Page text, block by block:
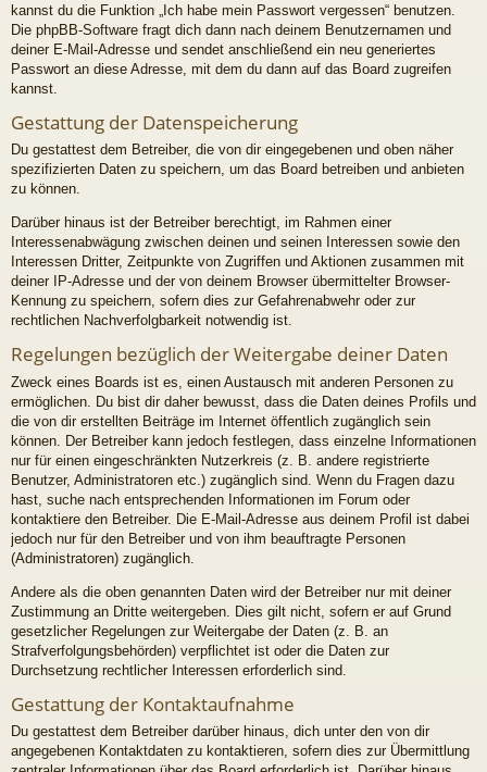
kannst du die Funktion „Ich habe mein Passwort vergessen“ benutzen.
Die phpBB-Software fragt dich dann nach deinem Benutzernamen und
deiner E-Mail-Adresse und sendet anschließend ein neu generiertes
Passwort an diese Adresse, mit dem du dann auf das Board zugreifen
kannst.
Gestattung der Datenspeicherung
Du gestattest dem Betreiber, die von dir eingegebenen und oben näher
spezifizierten Daten zu speichern, um das Board betreiben und anbieten
zu können.
Darüber hinaus ist der Betreiber berechtigt, im Rahmen einer
Interessenabwägung zwischen deinen und seinen Interessen sowie den
Interessen Dritter, Zeitpunkte von Zugriffen und Aktionen zusammen mit
deiner IP-Adresse und der von deinem Browser übermittelter Browser-
Kennung zu speichern, sofern dies zur Gefahrenabwehr oder zur
rechtlichen Nachverfolgbarkeit notwendig ist.
Regelungen bezüglich der Weitergabe deiner Daten
Zweck eines Boards ist es, einen Austausch mit anderen Personen zu
ermöglichen. Du bist dir daher bewusst, dass die Daten deines Profils und
die von dir erstellten Beiträge im Internet öffentlich zugänglich sein
können. Der Betreiber kann jedoch festlegen, dass einzelne Informationen
nur für einen eingeschränkten Nutzerkreis (z. B. andere registrierte
Benutzer, Administratoren etc.) zugänglich sind. Wenn du Fragen dazu
hast, suche nach entsprechenden Informationen im Forum oder
kontaktiere den Betreiber. Die E-Mail-Adresse aus deinem Profil ist dabei
jedoch nur für den Betreiber und von ihm beauftragte Personen
(Administratoren) zugänglich.
Andere als die oben genannten Daten wird der Betreiber nur mit deiner
Zustimmung an Dritte weitergeben. Dies gilt nicht, sofern er auf Grund
gesetzlicher Regelungen zur Weitergabe der Daten (z. B. an
Strafverfolgungsbehörden) verpflichtet ist oder die Daten zur
Durchsetzung rechtlicher Interessen erforderlich sind.
Gestattung der Kontaktaufnahme
Du gestattest dem Betreiber darüber hinaus, dich unter den von dir
angegebenen Kontaktdaten zu kontaktieren, sofern dies zur Übermittlung